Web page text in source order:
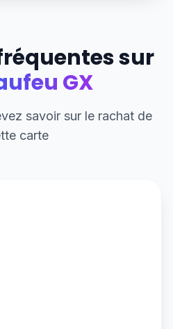
sur
GX
savoir sur le rachat de
carte